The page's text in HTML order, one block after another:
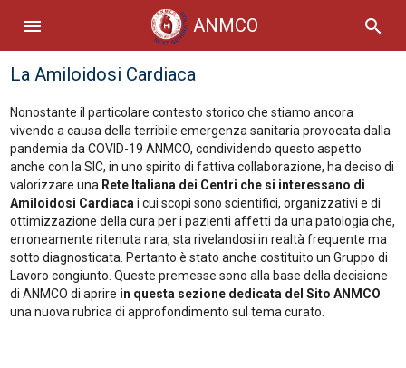
menu ANMCO search
La Amiloidosi Cardiaca
Nonostante il particolare contesto storico che stiamo ancora
vivendo a causa della terribile emergenza sanitaria provocata dalla
pandemia da COVID-19 ANMCO, condividendo questo aspetto
anche con la SIC, in uno spirito di fattiva collaborazione, ha deciso di
valorizzare una Rete Italiana dei Centri che si interessano di
Amiloidosi Cardiaca i cui scopi sono scientifici, organizzativi e di
ottimizzazione della cura per i pazienti affetti da una patologia che,
erroneamente ritenuta rara, sta rivelandosi in realtà frequente ma
sotto diagnosticata. Pertanto è stato anche costituito un Gruppo di
Lavoro congiunto. Queste premesse sono alla base della decisione
di ANMCO di aprire in questa sezione dedicata del Sito ANMCO
una nuova rubrica di approfondimento sul tema curato.